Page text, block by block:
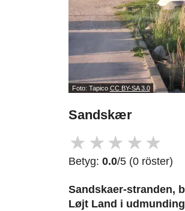
Foto: Tapico CC BY-SA 3.0
Sandskær
★ ★ ★ ★ ★
Betyg: 0.0/5 (0 röster)
Sandskaer-stranden,
Løjt Land i